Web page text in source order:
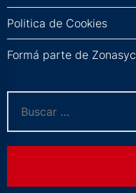
Politica de Cookies
Formá parte de Zonasyc